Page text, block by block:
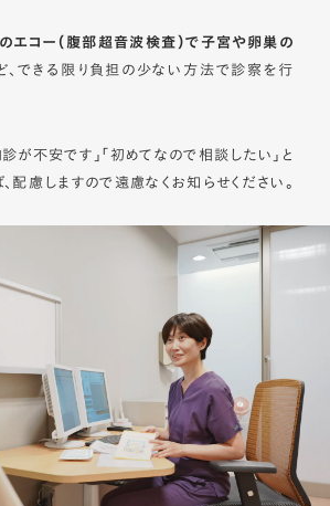
エコー（腹部超音波検査）で子宮や卵巣の
、できる限り負担の少ない方法で診察を行
が不安です」「初めてなので相談したい」と
配慮しますので遠慮なくお知らせください。